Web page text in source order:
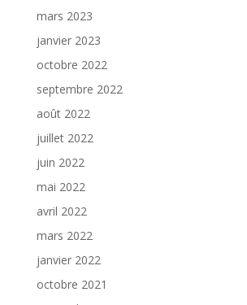
mars 2023
janvier 2023
octobre 2022
septembre 2022
août 2022
juillet 2022
juin 2022
mai 2022
avril 2022
mars 2022
janvier 2022
octobre 2021